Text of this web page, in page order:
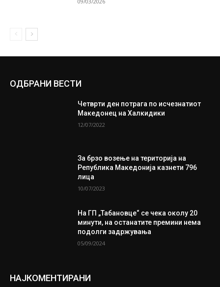
ОДБРАНИ ВЕСТИ
Четврти ден потрага по исчезнатиот
Македонец на Халкидики
12/07/2022
За брзо возење на територија на
Република Македонија казнети 796
лица
10/07/2023
На ГП „Табановце“ се чека околу 20
минути, на останатите премини нема
подолги задржувања
05/09/2024
НАЈКОМЕНТИРАНИ